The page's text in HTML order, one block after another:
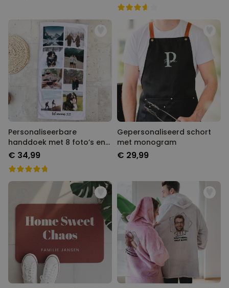
Personaliseerbare
handdoek met 8 foto’s en
tekst
€ 34,99
Gepersonaliseerd schort
met monogram
€ 29,99